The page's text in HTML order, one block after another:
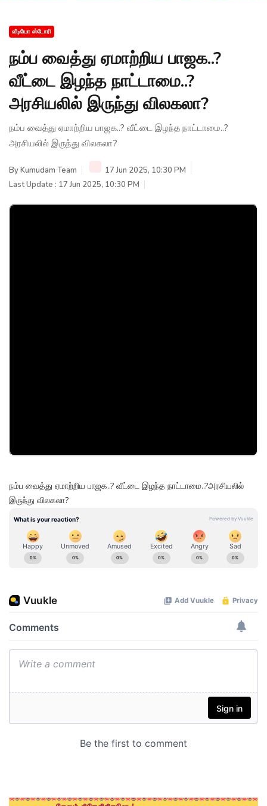
வீடியோ ஸ்டோரி
நம்ப வைத்து ஏமாற்றிய பாஜக..?
வீட்டை இழந்த நாட்டாமை..?
அரசியலில் இருந்து விலகலா?
நம்ப வைத்து ஏமாற்றிய பாஜக..? வீட்டை இழந்த நாட்டாமை..?
அரசியலில் இருந்து விலகலா?
ByKumudam Team
17 Jun 2025, 10:30 PM
Last Update : 17 Jun 2025, 10:30 PM
நம்ப வைத்து ஏமாற்றிய பாஜக..? வீட்டை இழந்த நாட்டாமை..?அரசியலில்
இருந்து விலகலா?